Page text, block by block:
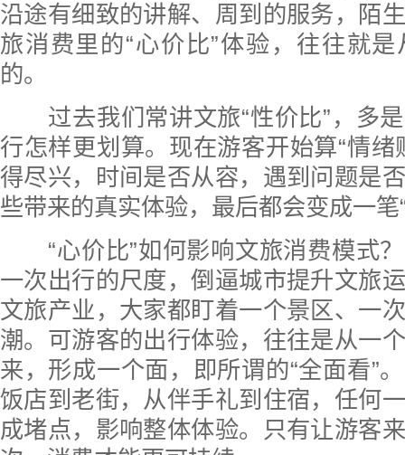
沿途有细致的讲解、周到的服务，陌
旅消费里的“心价比”体验，往往就
的。
过去我们常讲文旅“性价比”，多是
行怎样更划算。现在游客开始算“情绪
得尽兴，时间是否从容，遇到问题是
些带来的真实体验，最后都会变成一笔
“心价比”如何影响文旅消费模式？
一次出行的尺度，倒逼城市提升文旅
文旅产业，大家都盯着一个景区、一
潮。可游客的出行体验，往往是从一
来，形成一个面，即所谓的“全面看”
饭店到老街，从伴手礼到住宿，任何
成堵点，影响整体体验。只有让游客